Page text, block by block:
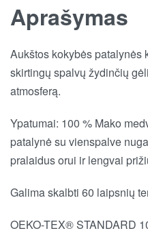
Aprašymas
Aukštos kokybės patalynės
skirtingų spalvų žydinčių
atmosferą.
Ypatumai: 100 % Mako
patalynė su vienspalve
pralaidus orui ir lengvai
Galima skalbti 60 laipsnių
OEKO-TEX® STANDARD